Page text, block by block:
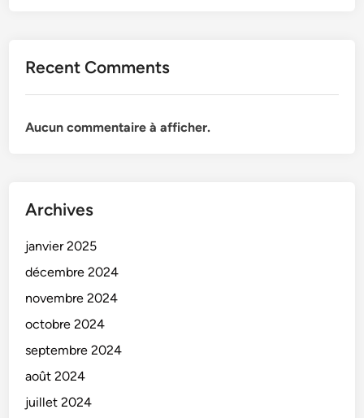
Recent Comments
Aucun commentaire à afficher.
Archives
janvier 2025
décembre 2024
novembre 2024
octobre 2024
septembre 2024
août 2024
juillet 2024